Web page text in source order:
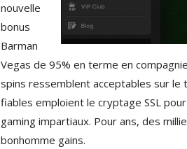
nouvelle
bonus
Barman
Vegas de 95% en terme en
spins ressemblent acceptables sur
fiables emploient le cryptage SSL
gaming impartiaux. Pour ans, des
bonhomme gains.